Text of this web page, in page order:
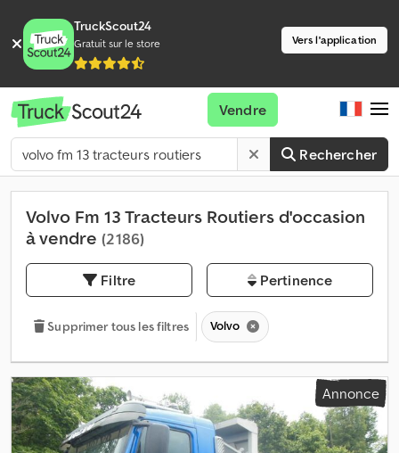
TruckScout24
Gratuit sur le store Vers l'application
Rechercher
Vendre
Volvo Fm 13 Tracteurs Routiers d'occasion
à vendre (2 186)
Filtre Pertinence
Supprimer tous les filtres Volvo
Annonce